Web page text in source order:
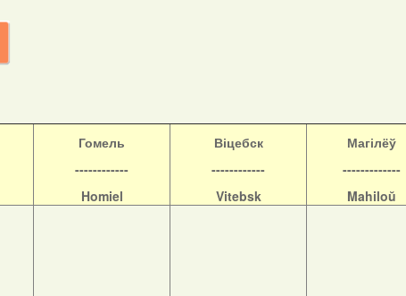
Гомель
------------
Homiel
Віцебск
------------
Vitebsk
Магілёў
-------------
Mahiloŭ